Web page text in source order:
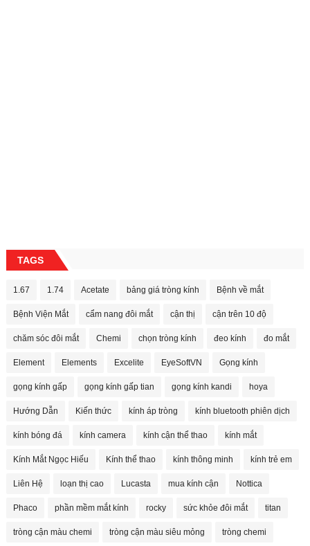
TAGS
1.67 1.74 Acetate bảng giá tròng kính Bệnh về mắt
Bệnh Viện Mắt cẩm nang đôi mắt cận thị cận trên 10 độ
chăm sóc đôi mắt Chemi chọn tròng kính đeo kính đo mắt
Element Elements Excelite EyeSoftVN Gọng kính
gọng kính gấp gọng kính gấp tian gọng kính kandi hoya
Hướng Dẫn Kiến thức kính áp tròng kính bluetooth phiên dịch
kính bóng đá kính camera kính cận thể thao kính mắt
Kính Mắt Ngọc Hiếu Kính thể thao kính thông minh kính trẻ em
Liên Hệ loạn thị cao Lucasta mua kính cận Nottica
Phaco phần mềm mắt kính rocky sức khỏe đôi mắt titan
tròng cận màu chemi tròng cận màu siêu mỏng tròng chemi